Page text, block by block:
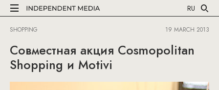
RU
SHOPPING 19 MARCH 2013
Совместная акция Cosmopolitan
Shopping и Motivi